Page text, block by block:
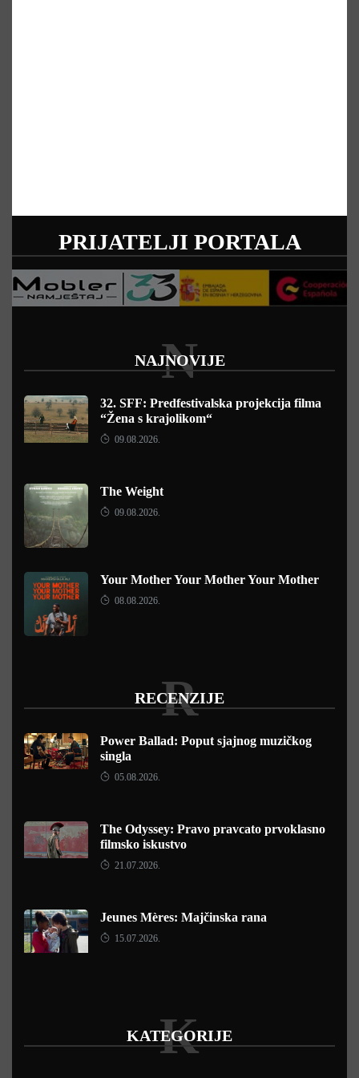
PRIJATELJI PORTALA
NAJNOVIJE
N
32. SFF: Predfestivalska projekcija filma
“Žena s krajolikom“
09.08.2026.
The Weight
09.08.2026.
Your Mother Your Mother Your Mother
08.08.2026.
RECENZIJE
R
Power Ballad: Poput sjajnog muzičkog
singla
05.08.2026.
The Odyssey: Pravo pravcato prvoklasno
filmsko iskustvo
21.07.2026.
Jeunes Mères: Majčinska rana
15.07.2026.
KATEGORIJE
K